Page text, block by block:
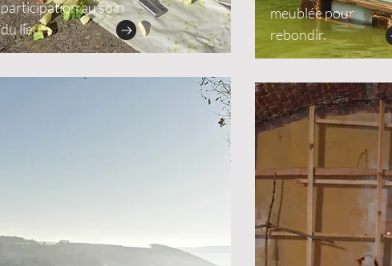
participation au soin
du lieu. ​
meublée pour
rebondir.